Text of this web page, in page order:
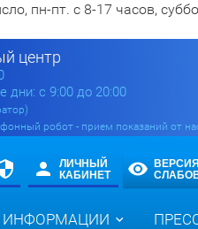
пн-пт. с 8-17 часов,
центр
дни: с 9:00 до 20:00
робот - прием показаний от
ЛИЧНЫЙ
КАБИНЕТ
ИНФОРМАЦИИ